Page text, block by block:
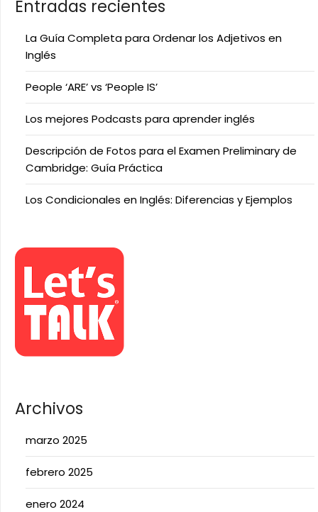
Entradas recientes
La Guía Completa para Ordenar los Adjetivos en
Inglés
People ‘ARE’ vs ‘People IS’
Los mejores Podcasts para aprender inglés
Descripción de Fotos para el Examen Preliminary de
Cambridge: Guía Práctica
Los Condicionales en Inglés: Diferencias y Ejemplos
Archivos
marzo 2025
febrero 2025
enero 2024